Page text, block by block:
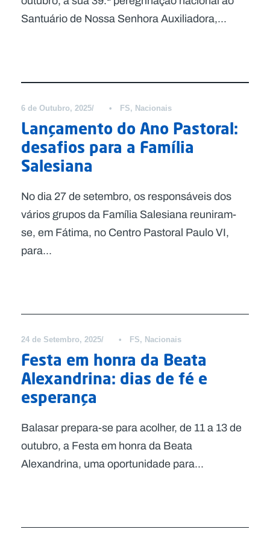
Santuário de Nossa Senhora Auxiliadora,...
6 de Outubro, 2025 • FS, Nacionais
Lançamento do Ano Pastoral:
desafios para a Família
Salesiana
No dia 27 de setembro, os responsáveis dos
vários grupos da Família Salesiana reuniram-
se, em Fátima, no Centro Pastoral Paulo VI,
para...
24 de Setembro, 2025 • FS, Nacionais
Festa em honra da Beata
Alexandrina: dias de fé e
esperança
Balasar prepara-se para acolher, de 11 a 13 de
outubro, a Festa em honra da Beata
Alexandrina, uma oportunidade para...